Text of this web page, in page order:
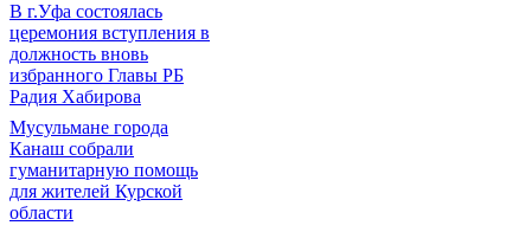
В г.Уфа состоялась
церемония вступления в
должность вновь
избранного Главы РБ
Радия Хабирова
Мусульмане города
Канаш собрали
гуманитарную помощь
для жителей Курской
области